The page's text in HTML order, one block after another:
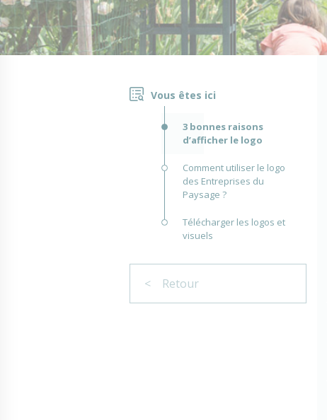
Vous êtes ici
3 bonnes raisons
d’afficher le logo
Comment utiliser le logo
des Entreprises du
Paysage ?
Télécharger les logos et
visuels
< Retour